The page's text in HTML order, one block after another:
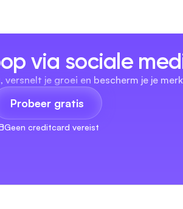
via sociale
je groei en bescherm je je
Probeer gratis
Geen creditcard vereist